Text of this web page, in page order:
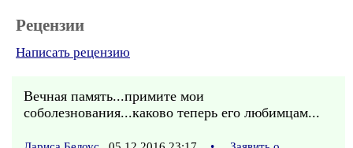
Рецензии
Написать рецензию
Вечная память...примите мои
соболезнования...каково теперь его любимцам...